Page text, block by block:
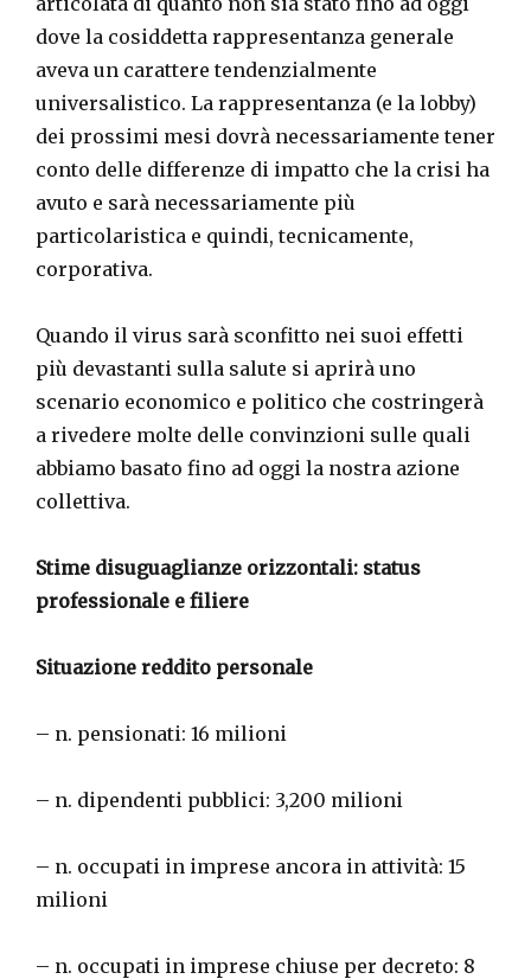
dove la cosiddetta rappresentanza generale
aveva un carattere tendenzialmente
universalistico. La rappresentanza (e la lobby)
dei prossimi mesi dovrà necessariamente tener
conto delle differenze di impatto che la crisi ha
avuto e sarà necessariamente più
particolaristica e quindi, tecnicamente,
corporativa.
Quando il virus sarà sconfitto nei suoi effetti
più devastanti sulla salute si aprirà uno
scenario economico e politico che costringerà
a rivedere molte delle convinzioni sulle quali
abbiamo basato fino ad oggi la nostra azione
collettiva.
Stime disuguaglianze orizzontali: status
professionale e filiere
Situazione reddito personale
– n. pensionati: 16 milioni
– n. dipendenti pubblici: 3,200 milioni
– n. occupati in imprese ancora in attività: 15
milioni
– n. occupati in imprese chiuse per decreto: 8